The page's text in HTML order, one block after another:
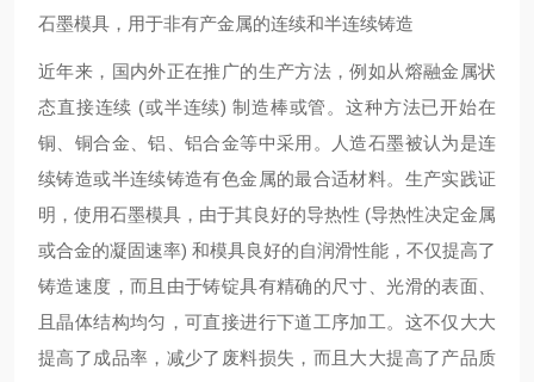
石墨模具，用于非有产金属的连续和半连续铸造
近年来，国内外正在推广的生产方法，例如从熔融金属状
态直接连续 (或半连续) 制造棒或管。这种方法已开始在
铜、铜合金、铝、铝合金等中采用。人造石墨被认为是连
续铸造或半连续铸造有色金属的最合适材料。生产实践证
明，使用石墨模具，由于其良好的导热性 (导热性决定金属
或合金的凝固速率) 和模具良好的自润滑性能，不仅提高了
铸造速度，而且由于铸锭具有精确的尺寸、光滑的表面、
且晶体结构均匀，可直接进行下道工序加工。这不仅大大
提高了成品率，减少了废料损失，而且大大提高了产品质